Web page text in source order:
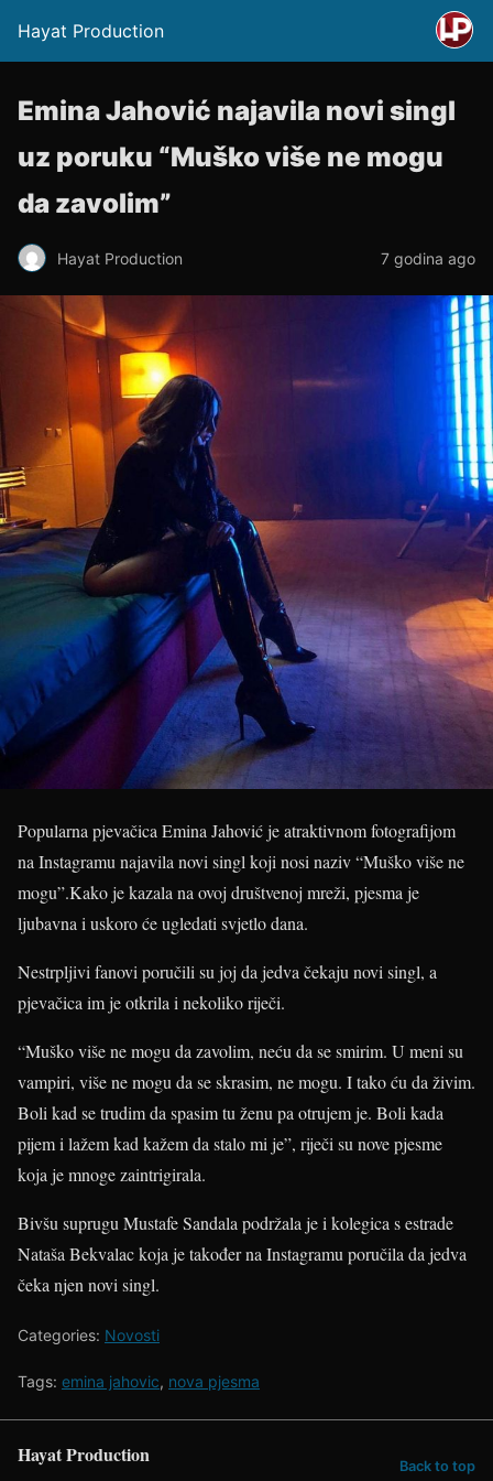
Hayat Production
Emina Jahović najavila novi singl
uz poruku “Muško više ne mogu
da zavolim”
Hayat Production 7 godina ago
Popularna pjevačica Emina Jahović je atraktivnom fotografijom
na Instagramu najavila novi singl koji nosi naziv “Muško više ne
mogu”.Kako je kazala na ovoj društvenoj mreži, pjesma je
ljubavna i uskoro će ugledati svjetlo dana.
Nestrpljivi fanovi poručili su joj da jedva čekaju novi singl, a
pjevačica im je otkrila i nekoliko riječi.
“Muško više ne mogu da zavolim, neću da se smirim. U meni su
vampiri, više ne mogu da se skrasim, ne mogu. I tako ću da živim.
Boli kad se trudim da spasim tu ženu pa otrujem je. Boli kada
pijem i lažem kad kažem da stalo mi je”, riječi su nove pjesme
koja je mnoge zaintrigirala.
Bivšu suprugu Mustafe Sandala podržala je i kolegica s estrade
Nataša Bekvalac koja je također na Instagramu poručila da jedva
čeka njen novi singl.
Categories: Novosti
Tags: emina jahovic, nova pjesma
Hayat Production Back to top